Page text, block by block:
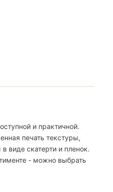
и практичной.
печать текстуры,
виде скатерти и пленок.
- можно выбрать